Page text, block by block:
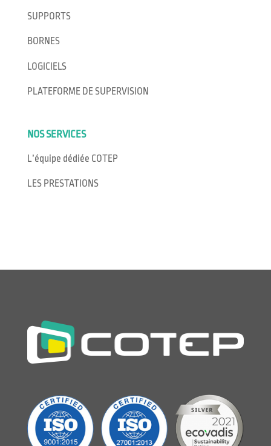
SUPPORTS
BORNES
LOGICIELS
PLATEFORME DE SUPERVISION
NOS SERVICES
L’équipe dédiée COTEP
LES PRESTATIONS